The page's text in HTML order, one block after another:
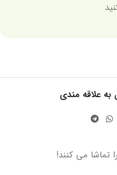
به علاقه مندی
تماشا می کنند!